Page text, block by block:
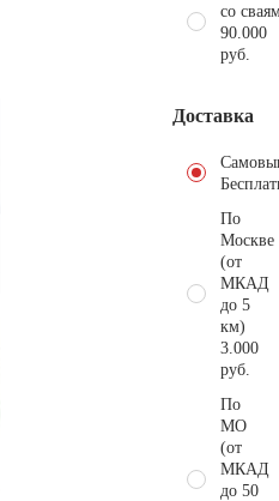
со
90.000
руб.
Доставка
По
Москве
(от
МКАД
до 5
км)
3.000
руб.
По
МО
(от
МКАД
до 50